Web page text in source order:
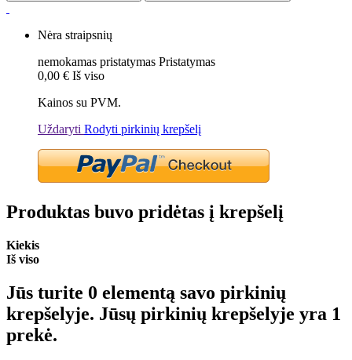
Nėra straipsnių
nemokamas pristatymas Pristatymas
0,00 € Iš viso
Kainos su PVM.
Uždaryti Rodyti pirkinių krepšelį
Produktas buvo pridėtas į krepšelį
Kiekis
Iš viso
Jūs turite 0 elementą savo pirkinių
krepšelyje. Jūsų pirkinių krepšelyje yra 1
prekė.